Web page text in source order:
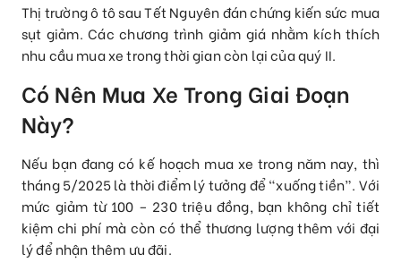
Thị trường ô tô sau Tết Nguyên đán chứng kiến sức mua
sụt giảm. Các chương trình giảm giá nhằm kích thích
nhu cầu mua xe trong thời gian còn lại của quý II.
Có Nên Mua Xe Trong Giai Đoạn
Này?
Nếu bạn đang có kế hoạch mua xe trong năm nay, thì
tháng 5/2025 là thời điểm lý tưởng để “xuống tiền”. Với
mức giảm từ 100 – 230 triệu đồng, bạn không chỉ tiết
kiệm chi phí mà còn có thể thương lượng thêm với đại
lý để nhận thêm ưu đãi.